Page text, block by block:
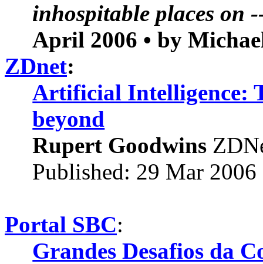
inhospitable places on
April 2006 • by
ZDnet:
Artificial Intelligence:
beyond
Rupert Goodwins
Published: 29 Mar
Portal SBC:
Grandes Desafios da